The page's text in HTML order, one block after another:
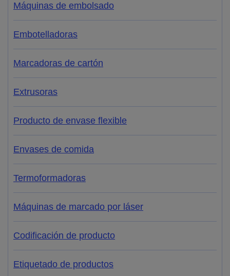
Máquinas de embolsado
Embotelladoras
Marcadoras de cartón
Extrusoras
Producto de envase flexible
Envases de comida
Termoformadoras
Máquinas de marcado por láser
Codificación de producto
Etiquetado de productos